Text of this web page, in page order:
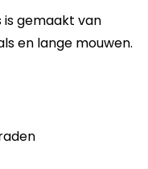
is gemaakt van
en lange mouwen.